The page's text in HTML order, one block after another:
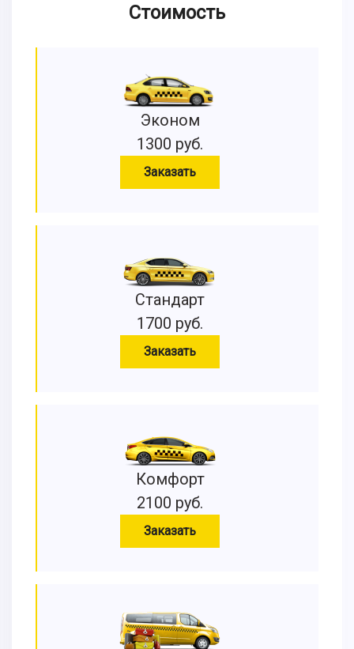
Стоимость
Эконом
1300 руб.
Заказать
Стандарт
1700 руб.
Заказать
Комфорт
2100 руб.
Заказать